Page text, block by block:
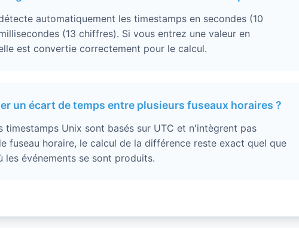
automatiquement les timestamps en secondes (10
(13 chiffres). Si vous entrez une valeur en
est convertie correctement pour le calcul.
un écart de temps entre plusieurs fuseaux horaires ?
timestamps Unix sont basés sur UTC et n'intègrent pas
fuseau horaire, le calcul de la différence reste exact quel que
les événements se sont produits.